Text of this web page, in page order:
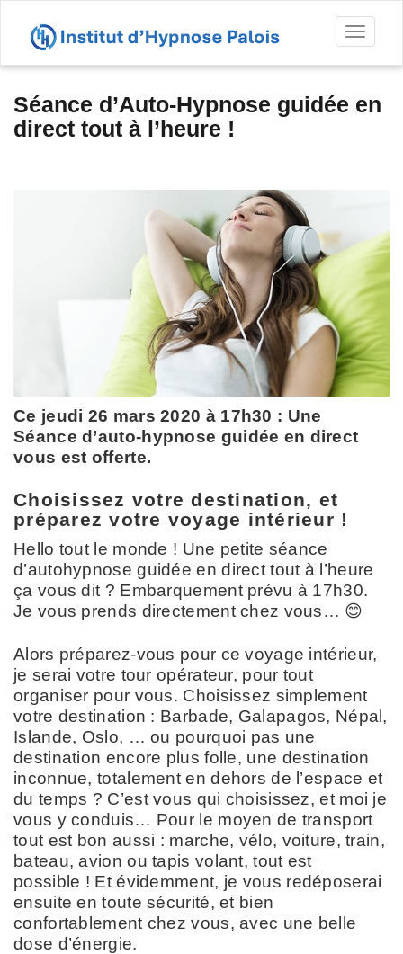
Séance d’Auto-Hypnose guidée en
direct tout à l’heure !
Ce jeudi 26 mars 2020 à 17h30 : Une
Séance d’auto-hypnose guidée en direct
vous est offerte.
Choisissez votre destination, et
préparez votre voyage intérieur !
Hello tout le monde ! Une petite séance
d’autohypnose guidée en direct tout à l’heure
ça vous dit ? Embarquement prévu à 17h30.
Je vous prends directement chez vous… 😊
Alors préparez-vous pour ce voyage intérieur,
je serai votre tour opérateur, pour tout
organiser pour vous. Choisissez simplement
votre destination : Barbade, Galapagos, Népal,
Islande, Oslo, … ou pourquoi pas une
destination encore plus folle, une destination
inconnue, totalement en dehors de l’espace et
du temps ? C’est vous qui choisissez, et moi je
vous y conduis… Pour le moyen de transport
tout est bon aussi : marche, vélo, voiture, train,
bateau, avion ou tapis volant, tout est
possible ! Et évidemment, je vous redéposerai
ensuite en toute sécurité, et bien
confortablement chez vous, avec une belle
dose d’énergie.